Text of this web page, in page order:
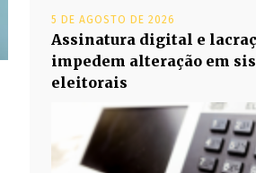
5 DE AGOSTO DE 2026
Assinatura digital e
impedem alteração em
eleitorais